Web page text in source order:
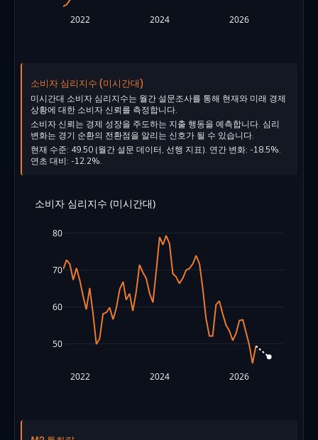
2022 2024 2026
소비자 심리지수 (미시간대)
미시간대 소비자 심리지수는 월간 설문조사를 통해 현재와 미래 경제
상황에 대한 소비자 신뢰를 측정합니다.
소비자 신뢰는 경제 성장을 주도하는 지출 행동을 예측합니다. 심리
변화는 경기 순환의 전환점을 알리는 신호가 될 수 있습니다.
현재 수준: 49.50 (월간 설문 데이터, 선행 지표). 연간 변화: -18.5%.
연초 대비: -12.2%.
2022 2024 2026
50
60
70
80
소비자 심리지수 (미시간대)